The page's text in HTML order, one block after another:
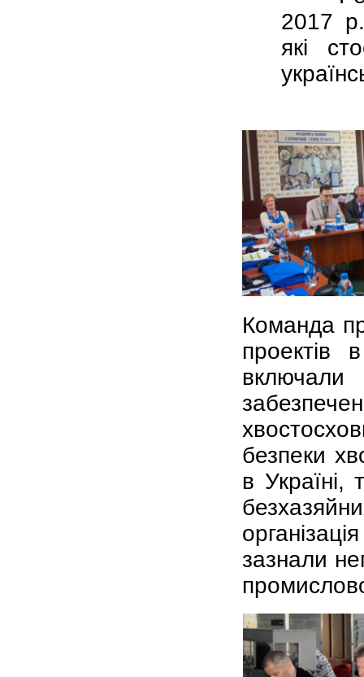
2017
які
Команда
проектів
безпеки
в Україні,
зазнали